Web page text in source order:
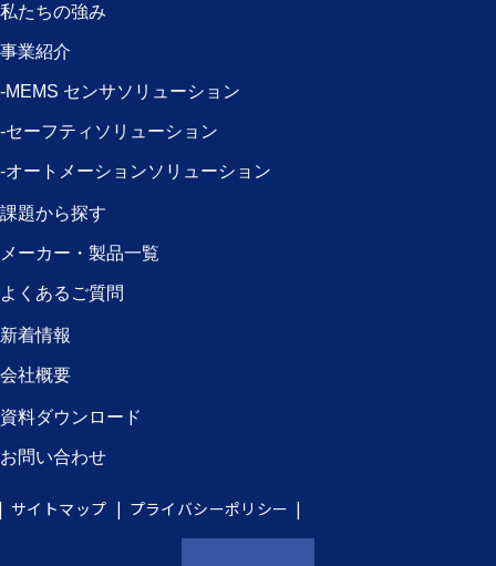
私たちの強み
事業紹介
-MEMS センサソリューション
-セーフティソリューション
-オートメーションソリューション
課題から探す
メーカー・製品一覧
よくあるご質問
新着情報
会社概要
資料ダウンロード
お問い合わせ
サイトマップ プライバシーポリシー